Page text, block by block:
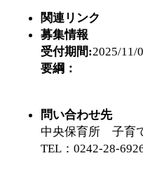
レクリ
ットせ
～」 受
子育
関連リンク
募集情報
受付期間:2025/11/
要綱：
問い合わせ先
中央保育所 子育
TEL：0242-28-